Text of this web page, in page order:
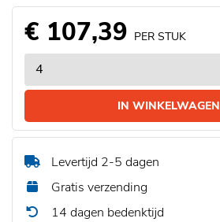
€ 107,39 PER STUK
IN WINKELWAGEN
Levertijd 2-5 dagen
Gratis verzending
14 dagen bedenktijd